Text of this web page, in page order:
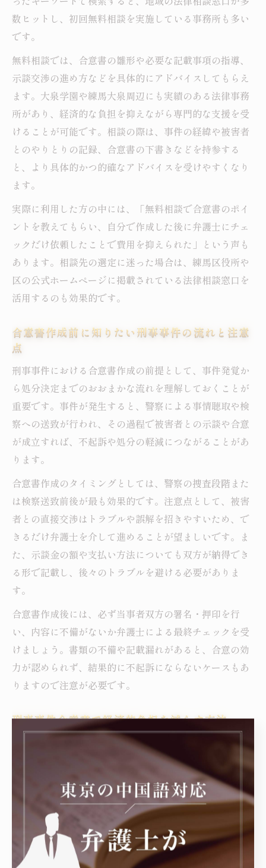
数ヒットし、初回無料相談を実施している事務所も多い
です。
無料相談では、合意書の雛形や必要な記載事項の指導、
示談交渉の進め方などを具体的にアドバイスしてもらえ
ます。大泉学園や練馬大泉周辺にも実績のある法律事務
所があり、経済的な負担を抑えながら専門的な支援を受
けることが可能です。相談の際は、事件の経緯や被害者
とのやりとりの記録、合意書の下書きなどを持参する
と、より具体的かつ的確なアドバイスを受けやすくなり
ます。
実際に利用した方の中には、「無料相談で合意書のポイ
ントを教えてもらい、自分で作成した後に弁護士にチェ
ックだけ依頼したことで費用を抑えられた」という声も
あります。相談先の選定に迷った場合は、練馬区役所や
区の公式ホームページに掲載されている法律相談窓口を
活用するのも効果的です。
合意書作成前に知りたい刑事事件の流れと注意
点
刑事事件における合意書作成の前提として、事件発覚か
ら処分決定までのおおまかな流れを理解しておくことが
重要です。事件が発生すると、警察による事情聴取や検
察への送致が行われ、その過程で被害者との示談や合意
が成立すれば、不起訴や処分の軽減につながることがあ
ります。
合意書作成のタイミングとしては、警察の捜査段階また
は検察送致前後が最も効果的です。注意点として、被害
者との直接交渉はトラブルや誤解を招きやすいため、で
きるだけ弁護士を介して進めることが望ましいです。ま
た、示談金の額や支払い方法についても双方が納得でき
る形で記載し、後々のトラブルを避ける必要がありま
す。
合意書作成後には、必ず当事者双方の署名・押印を行
い、内容に不備がないか弁護士による最終チェックを受
けましょう。書類の不備や記載漏れがあると、合意の効
力が認められず、結果的に不起訴にならないケースもあ
りますので注意が必要です。
刑事事件合意書で経済的負担を減らす方法
刑事事件の合意書作成や示談交渉には一定の費用がかか
るため、経済的負担を抑える工夫が求められます。ま
ず、練馬区内の「無料相談」や「法テラス」を活用する
ことで、初期の相談費用を削減できます。自分でできる
範囲の書類作成や情報整理を進めておくことも、弁護士
費用の削減につながります。
具体的には、合意書の雛形を利用し、事件の経緯や合意